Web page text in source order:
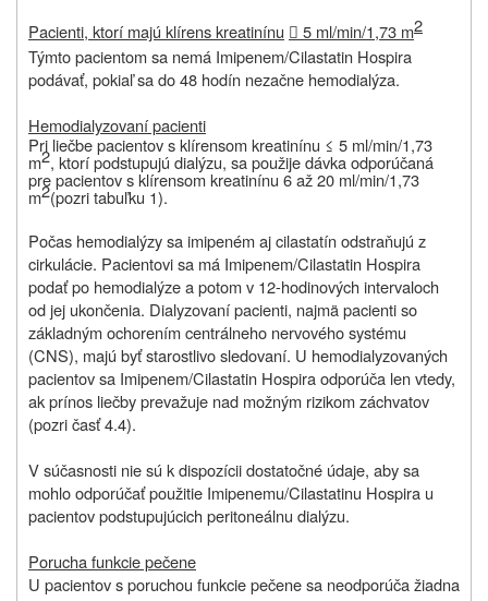
Pacienti, ktorí majú klírens kreatinínu  5 ml/min/1,73 m2
Týmto pacientom sa nemá Imipenem/Cilastatin Hospira
podávať, pokiaľ sa do 48 hodín nezačne hemodialýza.
Hemodialyzovaní pacienti
Pri liečbe pacientov s klírensom kreatinínu ≤ 5 ml/min/1,73
m2, ktorí podstupujú dialýzu, sa použije dávka odporúčaná
pre pacientov s klírensom kreatinínu 6 až 20 ml/min/1,73
m2(pozri tabuľku 1).
Počas hemodialýzy sa imipeném aj cilastatín odstraňujú z
cirkulácie. Pacientovi sa má Imipenem/Cilastatin Hospira
podať po hemodialýze a potom v 12-hodinových intervaloch
od jej ukončenia. Dialyzovaní pacienti, najmä pacienti so
základným ochorením centrálneho nervového systému
(CNS), majú byť starostlivo sledovaní. U hemodialyzovaných
pacientov sa Imipenem/Cilastatin Hospira odporúča len vtedy,
ak prínos liečby prevažuje nad možným rizikom záchvatov
(pozri časť 4.4).
V súčasnosti nie sú k dispozícii dostatočné údaje, aby sa
mohlo odporúčať použitie Imipenemu/Cilastatinu Hospira u
pacientov podstupujúcich peritoneálnu dialýzu.
Porucha funkcie pečene
U pacientov s poruchou funkcie pečene sa neodporúča žiadna